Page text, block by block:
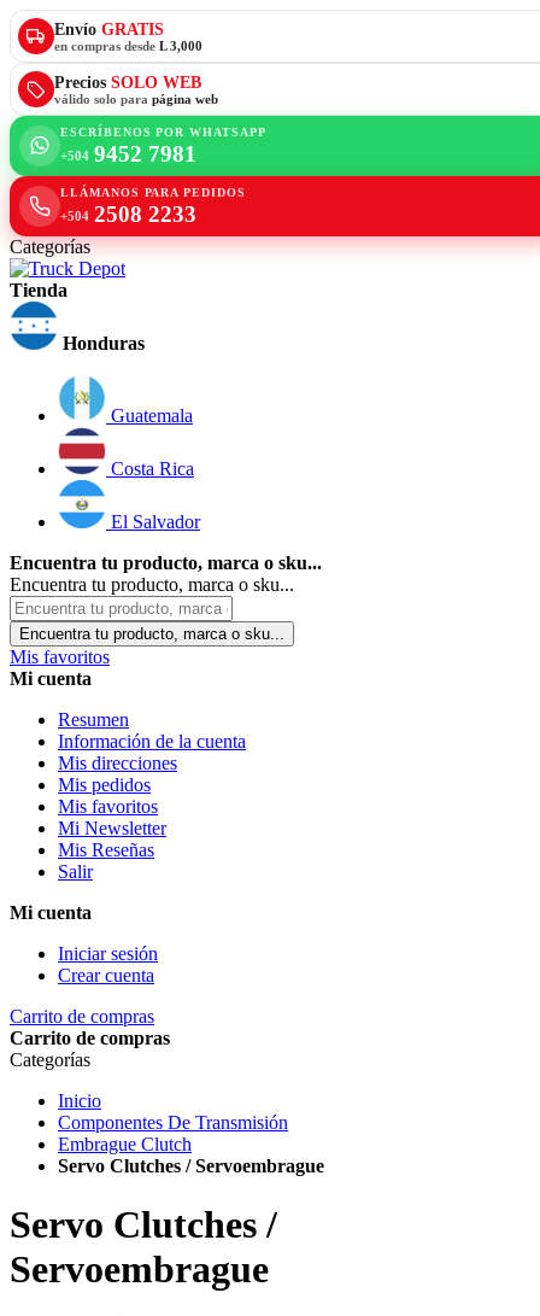
Envío GRATIS
en compras desde L 3,000
Precios SOLO WEB
válido solo para página web
ESCRÍBENOS POR WHATSAPP
+504 9452 7981
LLÁMANOS PARA PEDIDOS
+504 2508 2233
Categorías
Tienda
Honduras
Guatemala
Costa Rica
El Salvador
Encuentra tu producto, marca o sku...
Encuentra tu producto, marca o sku...
Encuentra tu producto, marca o sku...
Mis favoritos
Mi cuenta
Resumen
Información de la cuenta
Mis direcciones
Mis pedidos
Mis favoritos
Mi Newsletter
Mis Reseñas
Salir
Mi cuenta
Iniciar sesión
Crear cuenta
Carrito de compras
Carrito de compras
Categorías
Inicio
Componentes De Transmisión
Embrague Clutch
Servo Clutches / Servoembrague
Servo Clutches /
Servoembrague